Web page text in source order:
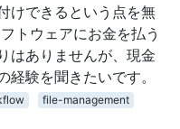
けできるという点を無
トウェアにお金を払う
はありませんが、現金
経験を聞きたいです。
file-management